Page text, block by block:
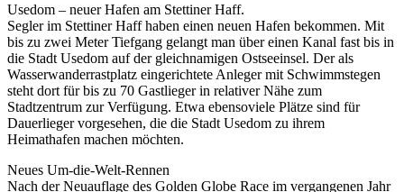
Usedom – neuer Hafen am Stettiner Haff.
Segler im Stettiner Haff haben einen neuen Hafen bekommen. Mit
bis zu zwei Meter Tiefgang gelangt man über einen Kanal fast bis in
die Stadt Usedom auf der gleichnamigen Ostseeinsel. Der als
Wasserwanderrastplatz eingerichtete Anleger mit Schwimmstegen
steht dort für bis zu 70 Gastlieger in relativer Nähe zum
Stadtzentrum zur Verfügung. Etwa ebensoviele Plätze sind für
Dauerlieger vorgesehen, die die Stadt Usedom zu ihrem
Heimathafen machen möchten.
Neues Um-die-Welt-Rennen
Nach der Neuauflage des Golden Globe Race im vergangenen Jahr